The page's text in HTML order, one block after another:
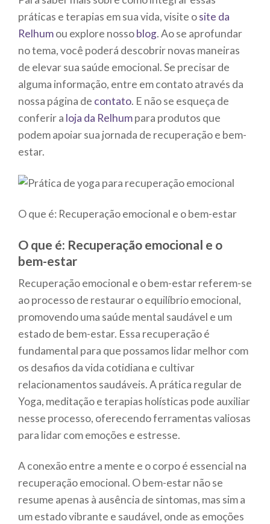
práticas e terapias em sua vida, visite osite da
Relhumou explore nossoblog. Ao se aprofundar
no tema, você poderá descobrir novas maneiras
de elevar sua saúde emocional. Se precisar de
alguma informação, entre em contato através da
nossa página de contato. E não se esqueça de
conferir a loja da Relhumpara produtos que
podem apoiar sua jornada de recuperação e bem-
estar.
O que é: Recuperação emocional e o bem-estar
O que é: Recuperação emocional e o
bem-estar
Recuperação emocional e o bem-estar referem-se
ao processo de restaurar o equilíbrio emocional,
promovendo uma saúde mental saudável e um
estado de bem-estar. Essa recuperação é
fundamental para que possamos lidar melhor com
os desafios da vida cotidiana e cultivar
relacionamentos saudáveis. A prática regular de
Yoga, meditação e terapias holísticas pode auxiliar
nesse processo, oferecendo ferramentas valiosas
para lidar com emoções e estresse.
A conexão entre a mente e o corpo é essencial na
recuperação emocional. O bem-estar não se
resume apenas à ausência de sintomas, mas sim a
um estado vibrante e saudável, onde as emoções